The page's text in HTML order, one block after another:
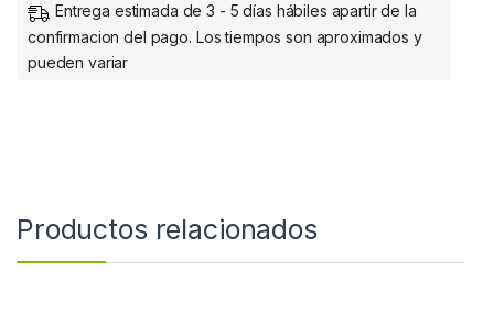
Entrega estimada de 3 - 5 días hábiles apartir de la
confirmacion del pago. Los tiempos son aproximados y
pueden variar
Productos relacionados